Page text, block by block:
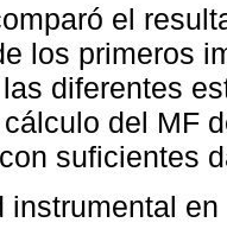
el
los primeros
diferentes
del MF
suficientes
instrumental